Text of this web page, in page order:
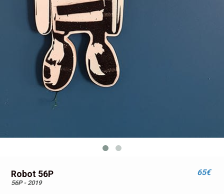
Robot 56P
56P - 2019
65€